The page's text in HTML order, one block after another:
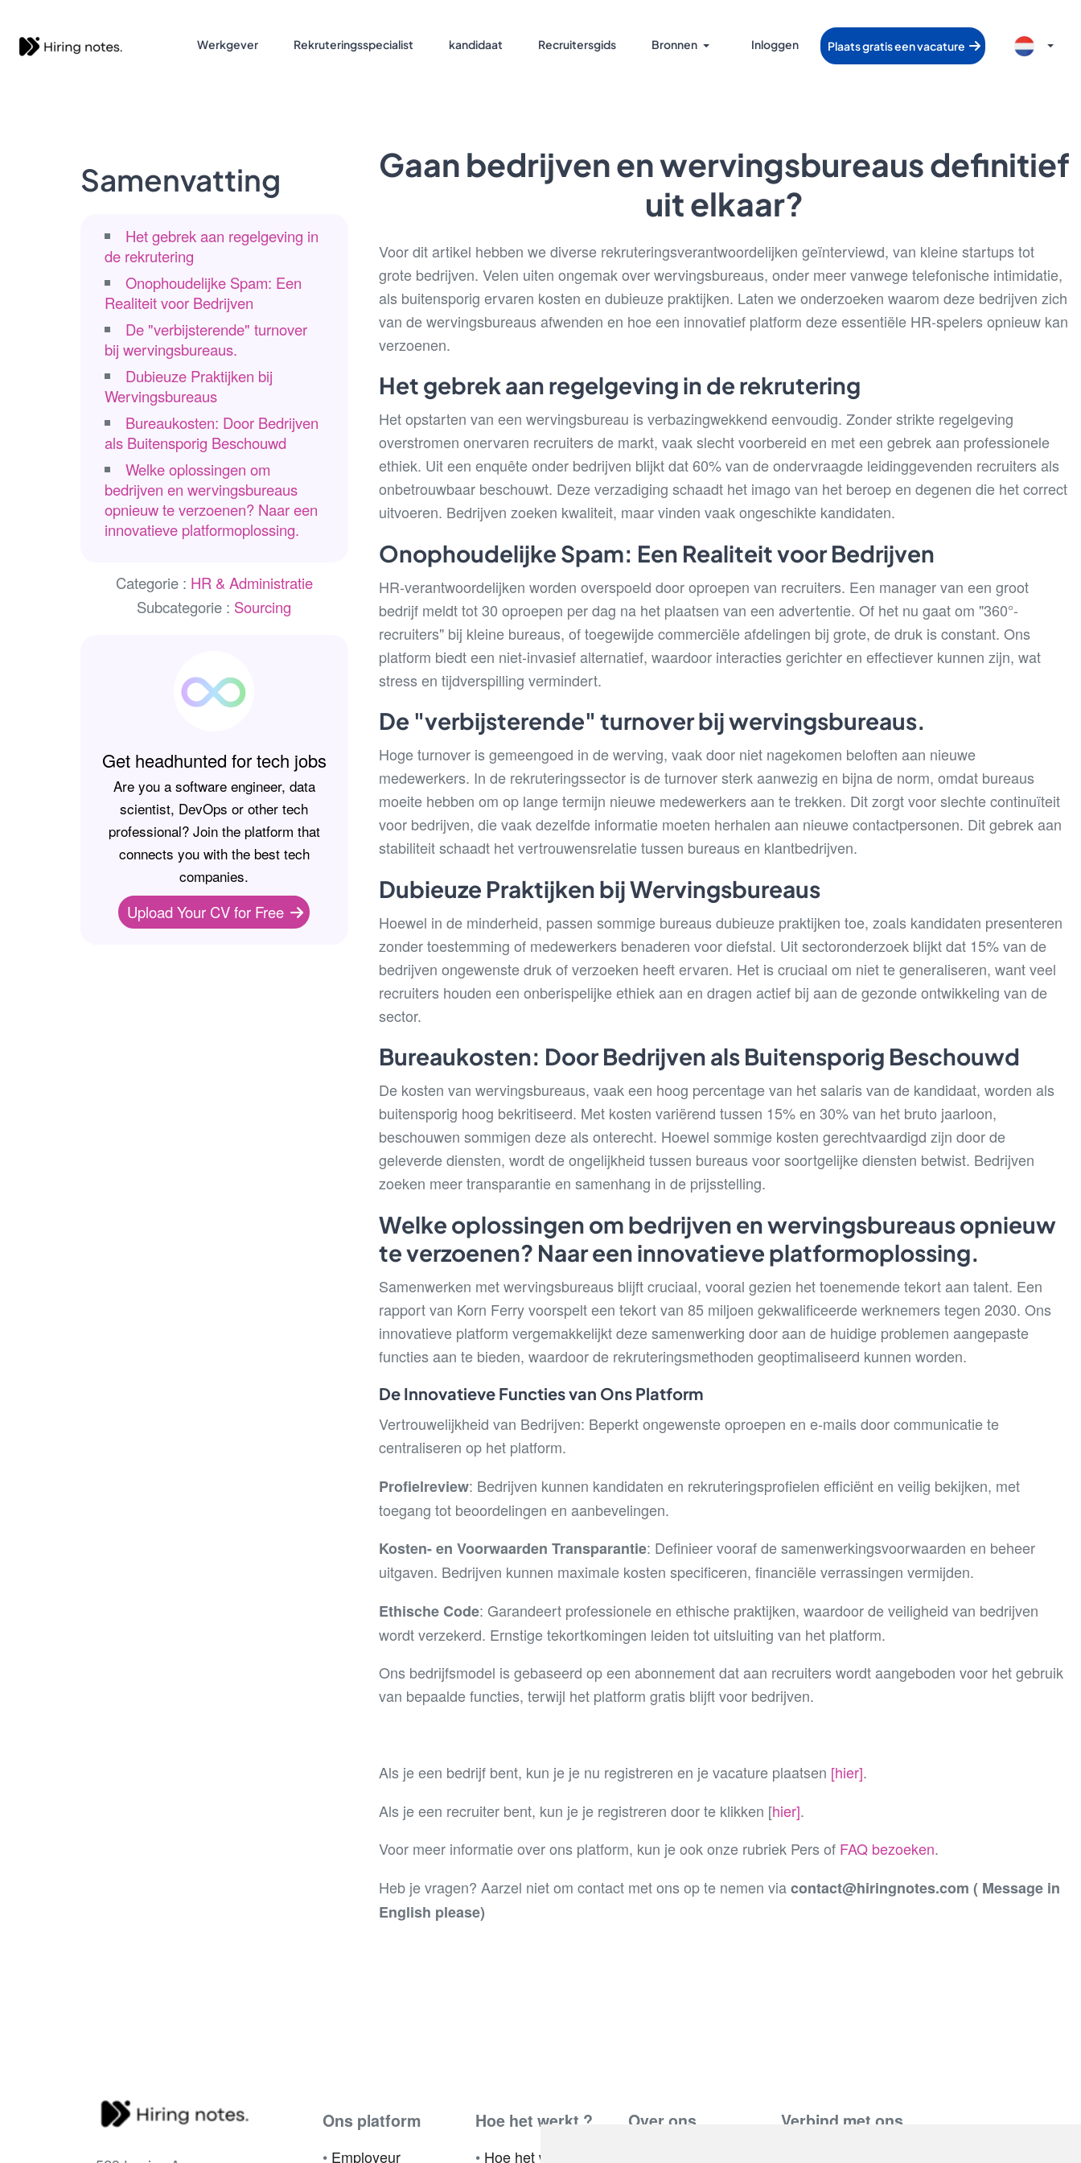
Werkgever Rekruteringsspecialist kandidaat Recruitersgids Bronnen Inloggen Plaats gratis een vacature
Samenvatting
Het gebrek aan regelgeving in
de rekrutering
Onophoudelijke Spam: Een
Realiteit voor Bedrijven
De "verbijsterende" turnover
bij wervingsbureaus.
Dubieuze Praktijken bij
Wervingsbureaus
Bureaukosten: Door Bedrijven
als Buitensporig Beschouwd
Welke oplossingen om
bedrijven en wervingsbureaus
opnieuw te verzoenen? Naar een
innovatieve platformoplossing.
Categorie : HR & Administratie
Subcategorie : Sourcing
Get headhunted for tech jobs
Are you a software engineer, data
scientist, DevOps or other tech
professional? Join the platform that
connects you with the best tech
companies.
Upload Your CV for Free
Gaan bedrijven en wervingsbureaus definitief
uit elkaar?
Voor dit artikel hebben we diverse rekruteringsverantwoordelijken geïnterviewd, van kleine startups tot
grote bedrijven. Velen uiten ongemak over wervingsbureaus, onder meer vanwege telefonische intimidatie,
als buitensporig ervaren kosten en dubieuze praktijken. Laten we onderzoeken waarom deze bedrijven zich
van de wervingsbureaus afwenden en hoe een innovatief platform deze essentiële HR-spelers opnieuw kan
verzoenen.
Het gebrek aan regelgeving in de rekrutering
Het opstarten van een wervingsbureau is verbazingwekkend eenvoudig. Zonder strikte regelgeving
overstromen onervaren recruiters de markt, vaak slecht voorbereid en met een gebrek aan professionele
ethiek. Uit een enquête onder bedrijven blijkt dat 60% van de ondervraagde leidinggevenden recruiters als
onbetrouwbaar beschouwt. Deze verzadiging schaadt het imago van het beroep en degenen die het correct
uitvoeren. Bedrijven zoeken kwaliteit, maar vinden vaak ongeschikte kandidaten.
Onophoudelijke Spam: Een Realiteit voor Bedrijven
HR-verantwoordelijken worden overspoeld door oproepen van recruiters. Een manager van een groot
bedrijf meldt tot 30 oproepen per dag na het plaatsen van een advertentie. Of het nu gaat om "360°-
recruiters" bij kleine bureaus, of toegewijde commerciële afdelingen bij grote, de druk is constant. Ons
platform biedt een niet-invasief alternatief, waardoor interacties gerichter en effectiever kunnen zijn, wat
stress en tijdverspilling vermindert.
De "verbijsterende" turnover bij wervingsbureaus.
Hoge turnover is gemeengoed in de werving, vaak door niet nagekomen beloften aan nieuwe
medewerkers. In de rekruteringssector is de turnover sterk aanwezig en bijna de norm, omdat bureaus
moeite hebben om op lange termijn nieuwe medewerkers aan te trekken. Dit zorgt voor slechte continuïteit
voor bedrijven, die vaak dezelfde informatie moeten herhalen aan nieuwe contactpersonen. Dit gebrek aan
stabiliteit schaadt het vertrouwensrelatie tussen bureaus en klantbedrijven.
Dubieuze Praktijken bij Wervingsbureaus
Hoewel in de minderheid, passen sommige bureaus dubieuze praktijken toe, zoals kandidaten presenteren
zonder toestemming of medewerkers benaderen voor diefstal. Uit sectoronderzoek blijkt dat 15% van de
bedrijven ongewenste druk of verzoeken heeft ervaren. Het is cruciaal om niet te generaliseren, want veel
recruiters houden een onberispelijke ethiek aan en dragen actief bij aan de gezonde ontwikkeling van de
sector.
Bureaukosten: Door Bedrijven als Buitensporig Beschouwd
De kosten van wervingsbureaus, vaak een hoog percentage van het salaris van de kandidaat, worden als
buitensporig hoog bekritiseerd. Met kosten variërend tussen 15% en 30% van het bruto jaarloon,
beschouwen sommigen deze als onterecht. Hoewel sommige kosten gerechtvaardigd zijn door de
geleverde diensten, wordt de ongelijkheid tussen bureaus voor soortgelijke diensten betwist. Bedrijven
zoeken meer transparantie en samenhang in de prijsstelling.
Welke oplossingen om bedrijven en wervingsbureaus opnieuw
te verzoenen? Naar een innovatieve platformoplossing.
Samenwerken met wervingsbureaus blijft cruciaal, vooral gezien het toenemende tekort aan talent. Een
rapport van Korn Ferry voorspelt een tekort van 85 miljoen gekwalificeerde werknemers tegen 2030. Ons
innovatieve platform vergemakkelijkt deze samenwerking door aan de huidige problemen aangepaste
functies aan te bieden, waardoor de rekruteringsmethoden geoptimaliseerd kunnen worden.
De Innovatieve Functies van Ons Platform
Vertrouwelijkheid van Bedrijven: Beperkt ongewenste oproepen en e-mails door communicatie te
centraliseren op het platform.
Profielreview: Bedrijven kunnen kandidaten en rekruteringsprofielen efficiënt en veilig bekijken, met
toegang tot beoordelingen en aanbevelingen.
Kosten- en Voorwaarden Transparantie: Definieer vooraf de samenwerkingsvoorwaarden en beheer
uitgaven. Bedrijven kunnen maximale kosten specificeren, financiële verrassingen vermijden.
Ethische Code: Garandeert professionele en ethische praktijken, waardoor de veiligheid van bedrijven
wordt verzekerd. Ernstige tekortkomingen leiden tot uitsluiting van het platform.
Ons bedrijfsmodel is gebaseerd op een abonnement dat aan recruiters wordt aangeboden voor het gebruik
van bepaalde functies, terwijl het platform gratis blijft voor bedrijven.
Als je een bedrijf bent, kun je je nu registreren en je vacature plaatsen [hier].
Als je een recruiter bent, kun je je registreren door te klikken [hier].
Voor meer informatie over ons platform, kun je ook onze rubriek Pers of FAQ bezoeken.
Heb je vragen? Aarzel niet om contact met ons op te nemen viacontact@hiringnotes.com ( Message in
English please)
Ons platform
• Employeur
Hoe het werkt ?
• Hoe het werkt voor
Over ons Verbind met ons